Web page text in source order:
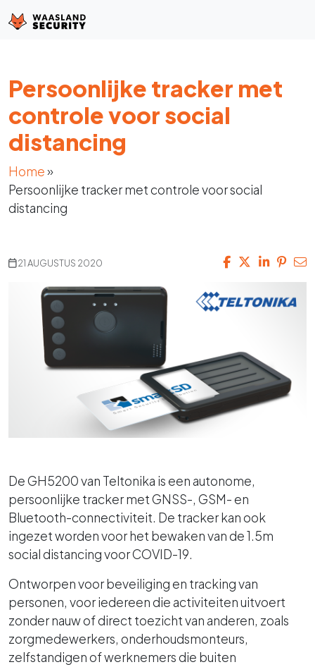
Persoonlijke tracker met
controle voor social
distancing
Home»
Persoonlijke tracker met controle voor social
distancing
21 AUGUSTUS 2020
De GH5200 van Teltonika is een autonome,
persoonlijke tracker met GNSS-, GSM- en
Bluetooth-connectiviteit. De tracker kan ook
ingezet worden voor het bewaken van de 1.5m
social distancing voor COVID-19.
Ontworpen voor beveiliging en tracking van
personen, voor iedereen die activiteiten uitvoert
zonder nauw of direct toezicht van anderen, zoals
zorgmedewerkers, onderhoudsmonteurs,
zelfstandigen of werknemers die buiten